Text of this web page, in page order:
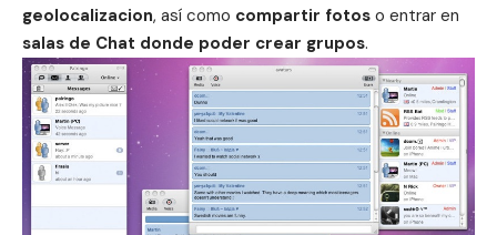
geolocalizacion, así como compartir fotos o entrar en
salas de Chat donde poder crear grupos.